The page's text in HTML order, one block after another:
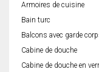
Armoires de cuisine
Bain turc
Balcons avec garde
Cabine de douche
Cabine de douche en